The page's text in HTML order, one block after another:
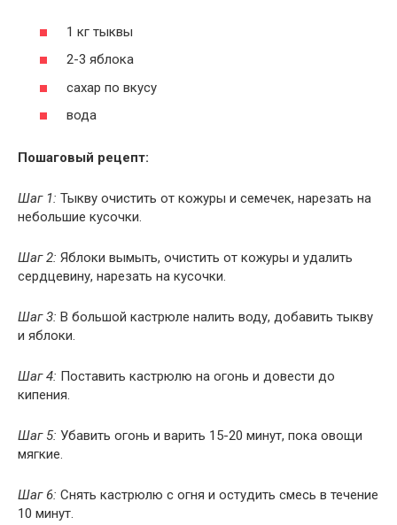
1 кг тыквы
2-3 яблока
сахар по вкусу
вода
Пошаговый рецепт:
Шаг 1: Тыкву очистить от кожуры и семечек, нарезать на
небольшие кусочки.
Шаг 2: Яблоки вымыть, очистить от кожуры и удалить
сердцевину, нарезать на кусочки.
Шаг 3: В большой кастрюле налить воду, добавить тыкву
и яблоки.
Шаг 4: Поставить кастрюлю на огонь и довести до
кипения.
Шаг 5: Убавить огонь и варить 15-20 минут, пока овощи
мягкие.
Шаг 6: Снять кастрюлю с огня и остудить смесь в течение
10 минут.